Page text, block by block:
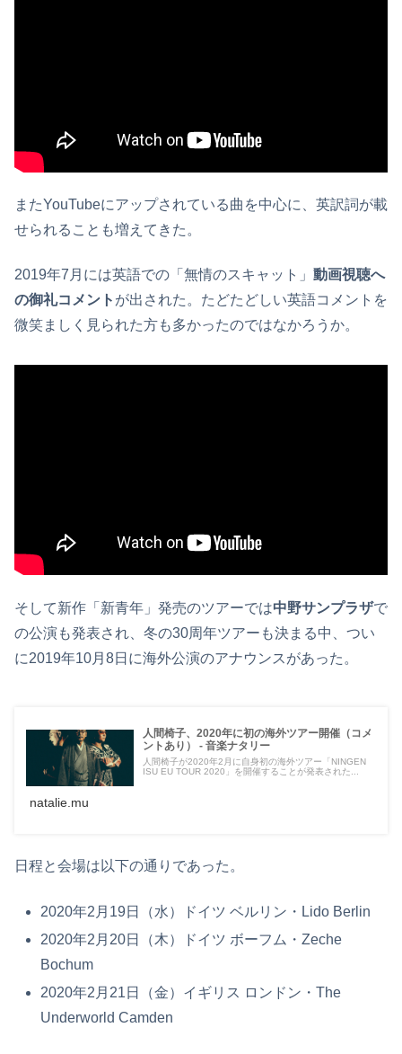
またYouTubeにアップされている曲を中心に、英訳詞が載
せられることも増えてきた。
2019年7月には英語での「無情のスキャット」 動画視聴へ
の御礼コメント が出された。たどたどしい英語コメントを
微笑ましく見られた方も多かったのではなかろうか。
そして新作「新青年」発売のツアーでは中野サンプラザで
の公演も発表され、冬の30周年ツアーも決まる中、つい
に2019年10月8日に海外公演のアナウンスがあった。
人間椅子、2020年に初の海外ツアー開催（コメ
ントあり） - 音楽ナタリー
人間椅子が2020年2月に自身初の海外ツアー「NINGEN
ISU EU TOUR 2020」を開催することが発表された...
natalie.mu
日程と会場は以下の通りであった。
2020年2月19日（水）ドイツ ベルリン・Lido Berlin
2020年2月20日（木）ドイツ ボーフム・Zeche
Bochum
2020年2月21日（金）イギリス ロンドン・The
Underworld Camden